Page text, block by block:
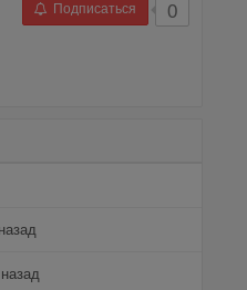
Подписаться 0